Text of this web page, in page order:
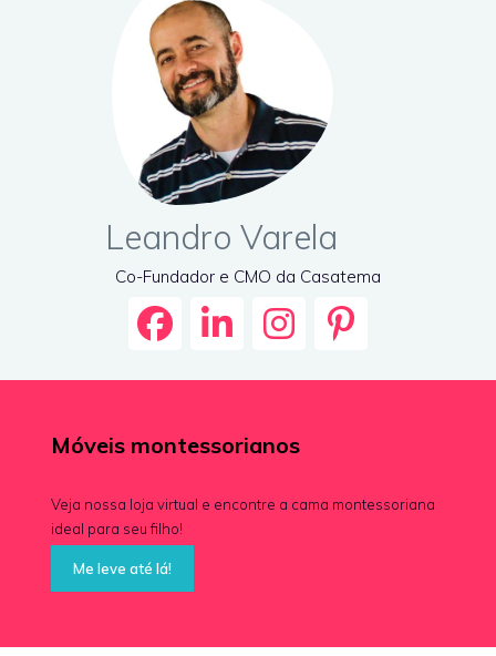
Leandro Varela
Co-Fundador e CMO da Casatema
Móveis montessorianos
Veja nossa loja virtual e encontre a cama montessoriana
ideal para seu filho!
Me leve até lá!